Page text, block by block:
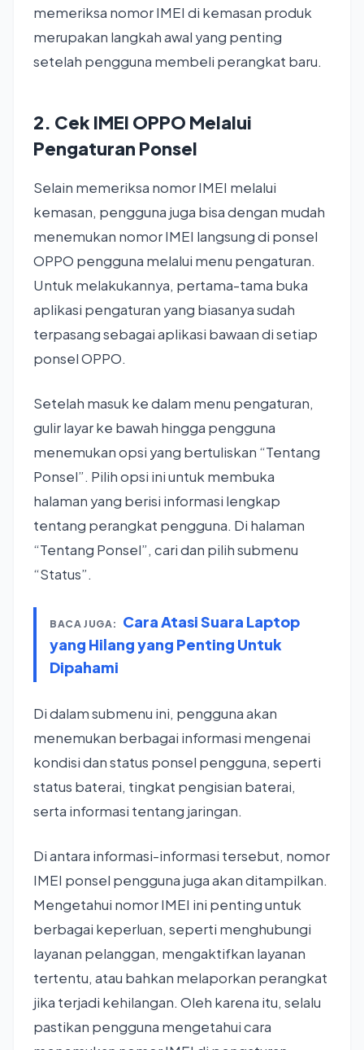
memeriksa nomor IMEI di kemasan produk
merupakan langkah awal yang penting
setelah pengguna membeli perangkat baru.
2. Cek IMEI OPPO Melalui
Pengaturan Ponsel
Selain memeriksa nomor IMEI melalui
kemasan, pengguna juga bisa dengan mudah
menemukan nomor IMEI langsung di ponsel
OPPO pengguna melalui menu pengaturan.
Untuk melakukannya, pertama-tama buka
aplikasi pengaturan yang biasanya sudah
terpasang sebagai aplikasi bawaan di setiap
ponsel OPPO.
Setelah masuk ke dalam menu pengaturan,
gulir layar ke bawah hingga pengguna
menemukan opsi yang bertuliskan “Tentang
Ponsel”. Pilih opsi ini untuk membuka
halaman yang berisi informasi lengkap
tentang perangkat pengguna. Di halaman
“Tentang Ponsel”, cari dan pilih submenu
“Status”.
BACA JUGA:
Cara Atasi Suara Laptop
yang Hilang yang Penting Untuk
Dipahami
Di dalam submenu ini, pengguna akan
menemukan berbagai informasi mengenai
kondisi dan status ponsel pengguna, seperti
status baterai, tingkat pengisian baterai,
serta informasi tentang jaringan.
Di antara informasi-informasi tersebut, nomor
IMEI ponsel pengguna juga akan ditampilkan.
Mengetahui nomor IMEI ini penting untuk
berbagai keperluan, seperti menghubungi
layanan pelanggan, mengaktifkan layanan
tertentu, atau bahkan melaporkan perangkat
jika terjadi kehilangan. Oleh karena itu, selalu
pastikan pengguna mengetahui cara